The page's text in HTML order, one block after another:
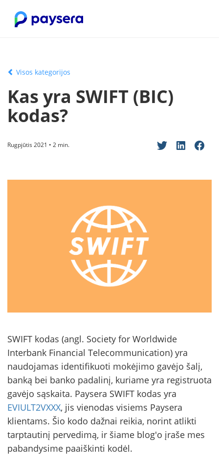
Visos kategorijos
Kas yra SWIFT (BIC)
kodas?
Rugpjūtis 2021 • 2 min.
SWIFT kodas (angl. Society for Worldwide
Interbank Financial Telecommunication) yra
naudojamas identifikuoti mokėjimo gavėjo šalį,
banką bei banko padalinį, kuriame yra registruota
gavėjo sąskaita. Paysera SWIFT kodas yra
EVIULT2VXXX, jis vienodas visiems Paysera
klientams. Šio kodo dažnai reikia, norint atlikti
tarptautinį pervedimą, ir šiame blog'o įraše mes
pabandysime paaiškinti kodėl.